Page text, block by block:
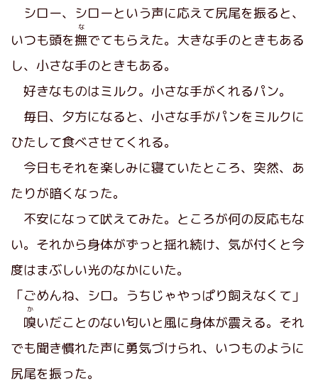
シロー、シローという声に応えて尻尾を振ると、
いつも頭を撫
な
でてもらえた。大きな手のときもある
し、小さな手のときもある。
好きなものはミルク。小さな手がくれるパン。
毎日、夕方になると、小さな手がパンをミルクに
ひたして食べさせてくれる。
今日もそれを楽しみに寝ていたところ、突然、あ
たりが暗くなった。
不安になって吠えてみた。ところが何の反応もな
い。それから身体がずっと揺れ続け、気が付くと今
度はまぶしい光のなかにいた。
「ごめんね、シロ。うちじゃやっぱり飼えなくて」
嗅
か
いだことのない匂いと風に身体が震える。それ
でも聞き慣れた声に勇気づけられ、いつものように
尻尾を振った。